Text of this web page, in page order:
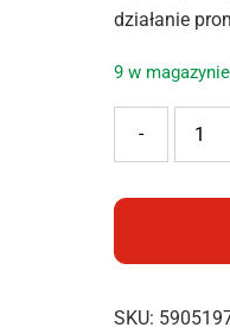
działanie
9 w magazynie
-
SKU: